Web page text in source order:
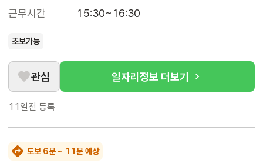
근무시간
15:30~16:30
초보가능
관심 일자리정보 더보기
11일전 등록
도보 6분 ~ 11분 예상